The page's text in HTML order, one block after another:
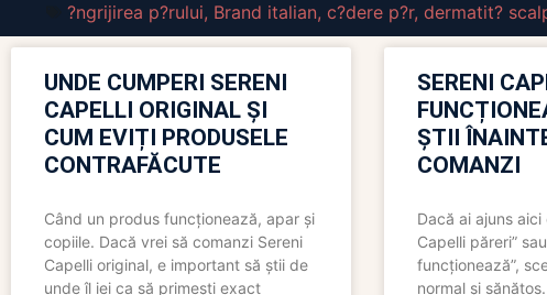
?ngrijirea p?rului, Brand italian, c?dere p?r, dermatit?
UNDE CUMPERI SERENI
CAPELLI ORIGINAL ȘI
CUM EVIȚI PRODUSELE
CONTRAFĂCUTE
Când un produs funcționează, apar și
copiile. Dacă vrei să comanzi Sereni
Capelli original, e important să știi de
unde îl iei ca să primești exact
SERENI
ȘTII
COMANZI
Dacă ai ajuns aici
Capelli păreri”
funcționează”,
normal și